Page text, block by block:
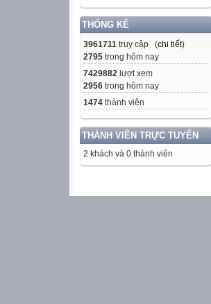
THỐNG KÊ
3961711 truy cập (chi tiết)
2795 trong hôm nay
7429882 lượt xem
2956 trong hôm nay
1474 thành viên
THÀNH VIÊN TRỰC TUYẾN
2 khách và 0 thành viên